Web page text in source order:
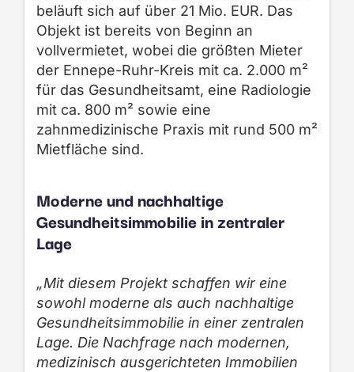
beläuft sich auf über 21 Mio. EUR. Das
Objekt ist bereits von Beginn an
vollvermietet, wobei die größten Mieter
der Ennepe-Ruhr-Kreis mit ca. 2.000 m²
für das Gesundheitsamt, eine Radiologie
mit ca. 800 m² sowie eine
zahnmedizinische Praxis mit rund 500 m²
Mietfläche sind.
Moderne und nachhaltige
Gesundheitsimmobilie in zentraler
Lage
„Mit diesem Projekt schaffen wir eine
sowohl moderne als auch nachhaltige
Gesundheitsimmobilie in einer zentralen
Lage. Die Nachfrage nach modernen,
medizinisch ausgerichteten Immobilien